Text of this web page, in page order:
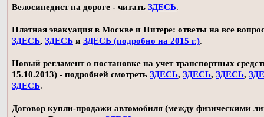
Велосипедист на дороге - читать ЗДЕСЬ.
Платная эвакуация в Москве и Питере: ответы на все
ЗДЕСЬ, ЗДЕСЬ и ЗДЕСЬ (подробно на 2015 г.).
Новый регламент о постановке на учет транспортных
15.10.2013) - подробней смотреть ЗДЕСЬ, ЗДЕСЬ, ЗДЕСЬ,
ЗДЕСЬ.
Договор купли-продажи автомобиля (между физическими